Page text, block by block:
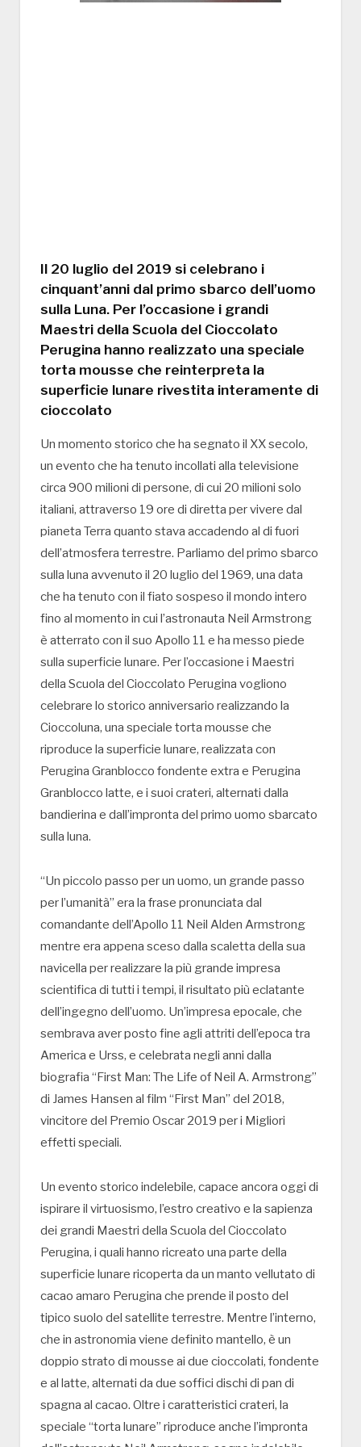
Il 20 luglio del 2019 si celebrano i
cinquant’anni dal primo sbarco dell’uomo
sulla Luna. Per l’occasione i grandi
Maestri della Scuola del Cioccolato
Perugina hanno realizzato una speciale
torta mousse che reinterpreta la
superficie lunare rivestita interamente di
cioccolato
Un momento storico che ha segnato il XX secolo,
un evento che ha tenuto incollati alla televisione
circa 900 milioni di persone, di cui 20 milioni solo
italiani, attraverso 19 ore di diretta per vivere dal
pianeta Terra quanto stava accadendo al di fuori
dell’atmosfera terrestre. Parliamo del primo sbarco
sulla luna avvenuto il 20 luglio del 1969, una data
che ha tenuto con il fiato sospeso il mondo intero
fino al momento in cui l’astronauta Neil Armstrong
è atterrato con il suo Apollo 11 e ha messo piede
sulla superficie lunare. Per l’occasione i Maestri
della Scuola del Cioccolato Perugina vogliono
celebrare lo storico anniversario realizzando la
Cioccoluna, una speciale torta mousse che
riproduce la superficie lunare, realizzata con
Perugina Granblocco fondente extra e Perugina
Granblocco latte, e i suoi crateri, alternati dalla
bandierina e dall’impronta del primo uomo sbarcato
sulla luna.
“Un piccolo passo per un uomo, un grande passo
per l’umanità” era la frase pronunciata dal
comandante dell’Apollo 11 Neil Alden Armstrong
mentre era appena sceso dalla scaletta della sua
navicella per realizzare la più grande impresa
scientifica di tutti i tempi, il risultato più eclatante
dell’ingegno dell’uomo. Un’impresa epocale, che
sembrava aver posto fine agli attriti dell’epoca tra
America e Urss, e celebrata negli anni dalla
biografia “First Man: The Life of Neil A. Armstrong”
di James Hansen al film “First Man” del 2018,
vincitore del Premio Oscar 2019 per i Migliori
effetti speciali.
Un evento storico indelebile, capace ancora oggi di
ispirare il virtuosismo, l’estro creativo e la sapienza
dei grandi Maestri della Scuola del Cioccolato
Perugina, i quali hanno ricreato una parte della
superficie lunare ricoperta da un manto vellutato di
cacao amaro Perugina che prende il posto del
tipico suolo del satellite terrestre. Mentre l’interno,
che in astronomia viene definito mantello, è un
doppio strato di mousse ai due cioccolati, fondente
e al latte, alternati da due soffici dischi di pan di
spagna al cacao. Oltre i caratteristici crateri, la
speciale “torta lunare” riproduce anche l’impronta